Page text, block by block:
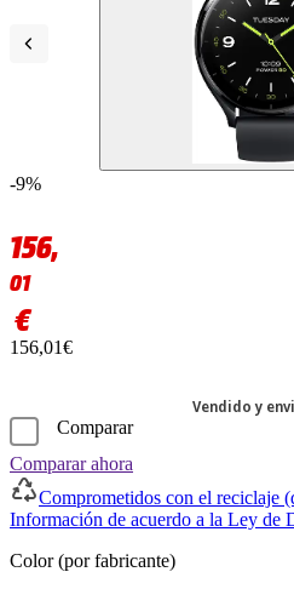
-9%
156,
01
€
156,01€
Vendido y
Comparar
Comparar ahora
Comprometidos con el reciclaje
Información de acuerdo a la Ley de
Color (por fabricante)